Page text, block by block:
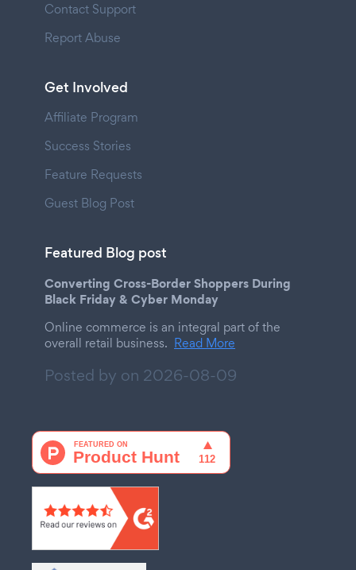
Contact Support
Report Abuse
Get Involved
Affiliate Program
Success Stories
Feature Requests
Guest Blog Post
Featured Blog post
Converting Cross-Border Shoppers During
Black Friday & Cyber Monday
Online commerce is an integral part of the
overall retail business. Read More
Posted by on 2026-08-09